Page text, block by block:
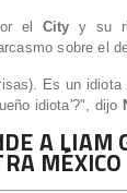
el City
y su
sobre el
Es un
idiota'?", dijo
A LIAM
MÉXICO